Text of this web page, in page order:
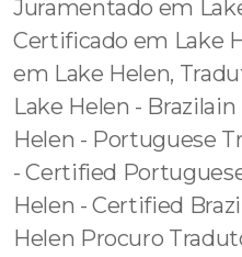
Juramentado em
Certificado em Lake
em Lake Helen,
Lake Helen -
Helen - Portuguese
- Certified
Helen - Certified
Helen Procuro